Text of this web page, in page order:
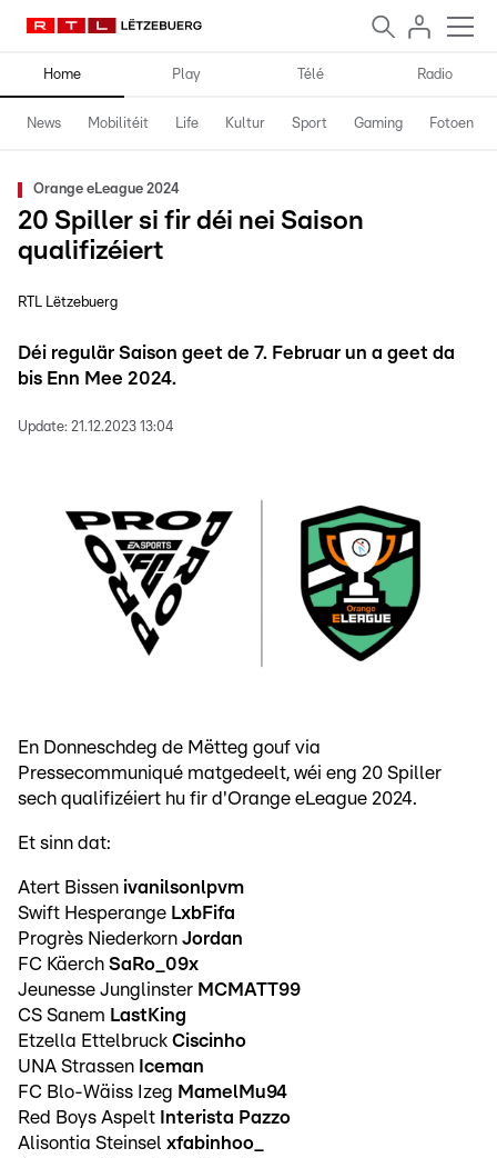
Home Play Télé Radio
News Mobilitéit Life Kultur Sport Gaming Fotoen
Orange eLeague 2024
20 Spiller si fir déi nei Saison
qualifizéiert
RTL Lëtzebuerg
Déi regulär Saison geet de 7. Februar un a geet da
bis Enn Mee 2024.
Update: 21.12.2023 13:04
En Donneschdeg de Mëtteg gouf via
Pressecommuniqué matgedeelt, wéi eng 20 Spiller
sech qualifizéiert hu fir d'Orange eLeague 2024.
Et sinn dat:
Atert Bissen ivanilsonlpvm
Swift Hesperange LxbFifa
Progrès Niederkorn Jordan
FC Käerch SaRo_09x
Jeunesse Junglinster MCMATT99
CS Sanem LastKing
Etzella Ettelbruck Ciscinho
UNA Strassen Iceman
FC Blo-Wäiss Izeg MamelMu94
Red Boys Aspelt Interista Pazzo
Alisontia Steinsel xfabinhoo_